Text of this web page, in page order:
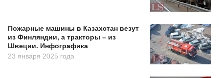
Пожарные машины в Казахстан везут
из Финляндии, а тракторы – из
Швеции. Инфографика
23 января 2025 года